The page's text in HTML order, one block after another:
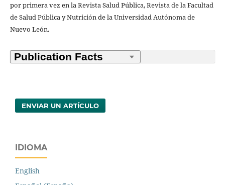
por primera vez en la Revista Salud Pública, Revista de la Facultad
de Salud Pública y Nutrición de la Universidad Autónoma de
Nuevo León.
ENVIAR UN ARTÍCULO
IDIOMA
English